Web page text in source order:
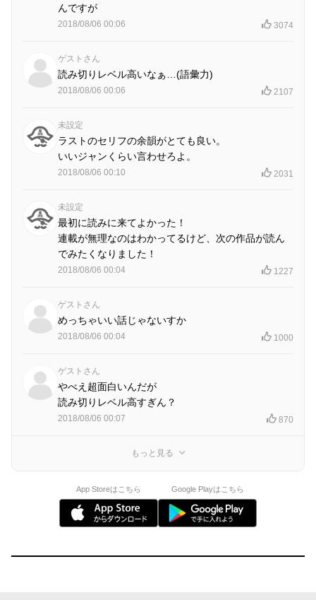
んですが
2018/08/06 00:06 3074
ゲストさん
読み切りレベル高いなぁ…(語彙力)
2018/08/06 00:06 2107
未設定
ラストのセリフの余韻がとても良い。
いいジャンくらい言わせろよ。
2018/08/06 00:10 2031
未設定
最初に読みに来てよかった！
連載が無理なのはわかってるけど、次の作品が読ん
でみたくなりました！
2018/08/06 00:04 1227
ゲストさん
めっちゃいい話じゃないすか
2018/08/06 00:04 1000
ゲストさん
やべえ超面白いんだが
読み切りレベル高すぎん？
2018/08/06 00:07 870
もっと見る
App Storeはこちら Google Playはこちら